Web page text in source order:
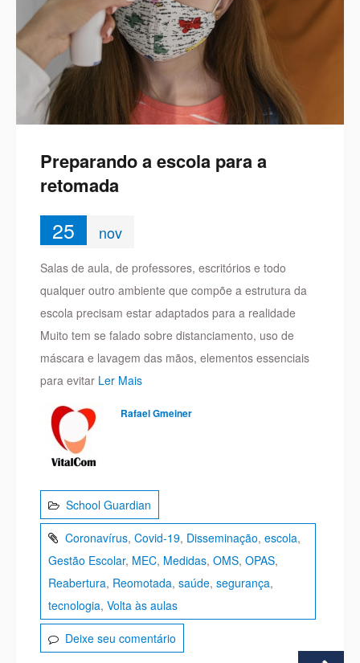
Preparando a escola para a
retomada
25 nov
Salas de aula, de professores, escritórios e todo
qualquer outro ambiente que compõe a estrutura da
escola precisam estar adaptados para a realidade
Muito tem se falado sobre distanciamento, uso de
máscara e lavagem das mãos, elementos essenciais
para evitar Ler Mais
Rafael Gmeiner
School Guardian
Coronavírus,Covid-19, Disseminação,escola,
Gestão Escolar, MEC, Medidas,OMS,OPAS,
Reabertura, Reomotada,saúde,segurança,
tecnologia,Volta às aulas
Deixe seu comentário